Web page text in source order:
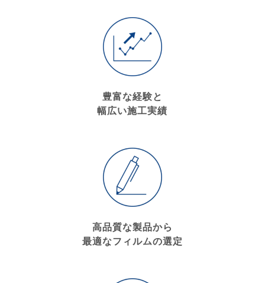
豊富な経験と
幅広い施工実績
高品質な製品から
最適なフィルムの選定